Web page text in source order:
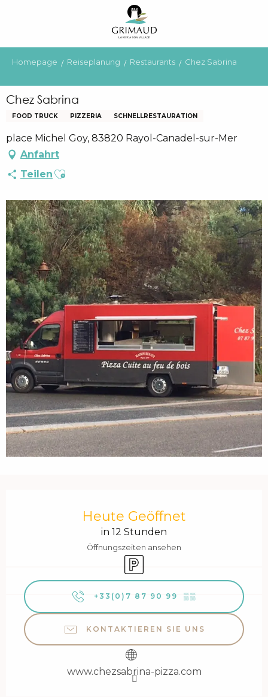
principal
Homepage Reiseplanung Restaurants Chez Sabrina
Chez Sabrina
FOOD TRUCK PIZZERIA SCHNELLRESTAURATION
place Michel Goy, 83820 Rayol-Canadel-sur-Mer
Anfahrt
Teilen Ajouter aux favoris
Heute Geöffnet
in 12 Stunden
Öffnungszeiten ansehen
Parkplatz
+33(0)7 87 90 99 ▒▒
KONTAKTIEREN SIE UNS
www.chezsabrina-pizza.com